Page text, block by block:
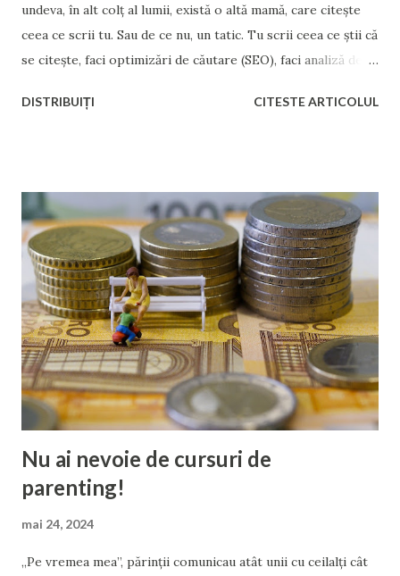
undeva, în alt colț al lumii, există o altă mamă, care citește
ceea ce scrii tu. Sau de ce nu, un tatic. Tu scrii ceea ce știi că
se citește, faci optimizări de căutare (SEO), faci analiză de
optimizezi site-ul pentru o indexare mai rapidă, și îți
nimic de indexare și de page rank. Și nici nu o interesează.
Pe ea o interesează să afle informații relevante care să-i
facă viața de mamă mai ușoară. Sau poate caută doar relatări
sincere cu care poate rezona, în efortul de a-și valida că nu
e singură, că nu e insuficientă, și că va fi bine. Însă tu, fără
scrupule și fără repere morale, îi dai înainte cu ghidul tău
pentru o „educație parentală eficientă”: Crește stima de
sine a copilului Știi măca...
DISTRIBUIȚI CITESTE ARTICOLUL
Nu ai nevoie de cursuri de
parenting!
mai 24, 2024
„Pe vremea mea”, părinții comunicau atât unii cu ceilalți cât